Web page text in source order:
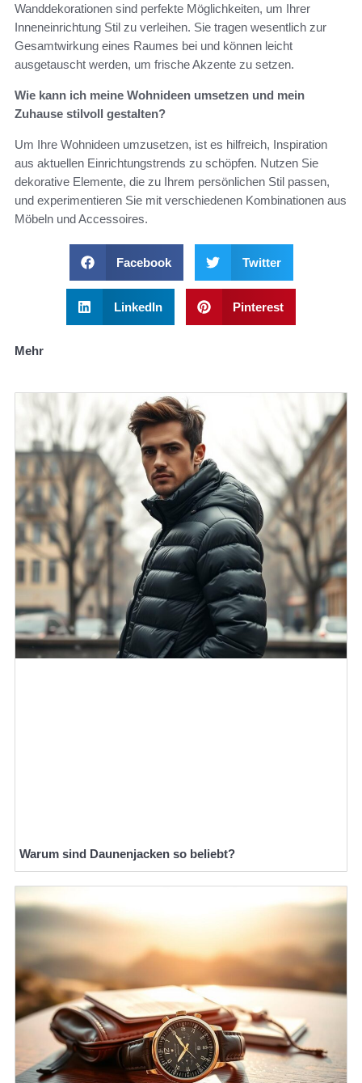
Wanddekorationen sind perfekte Möglichkeiten, um Ihrer
Inneneinrichtung Stil zu verleihen. Sie tragen wesentlich zur
Gesamtwirkung eines Raumes bei und können leicht
ausgetauscht werden, um frische Akzente zu setzen.
Wie kann ich meine Wohnideen umsetzen und mein
Zuhause stilvoll gestalten?
Um Ihre Wohnideen umzusetzen, ist es hilfreich, Inspiration
aus aktuellen Einrichtungstrends zu schöpfen. Nutzen Sie
dekorative Elemente, die zu Ihrem persönlichen Stil passen,
und experimentieren Sie mit verschiedenen Kombinationen aus
Möbeln und Accessoires.
Facebook Twitter
LinkedIn Pinterest
Mehr
Warum sind Daunenjacken so beliebt?